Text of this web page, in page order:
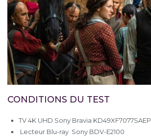
CONDITIONS DU TEST
TV 4K UHD Sony Bravia KD49XF7077SAEP
Lecteur Blu-ray Sony BDV-E2100